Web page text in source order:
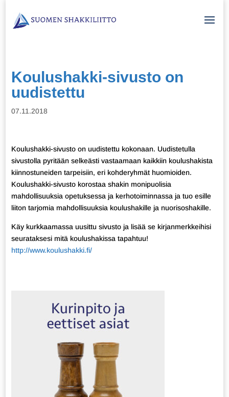
Koulushakki-sivusto on
uudistettu
07.11.2018
Koulushakki-sivusto on uudistettu kokonaan. Uudistetulla
sivustolla pyritään selkeästi vastaamaan kaikkiin koulushakista
kiinnostuneiden tarpeisiin, eri kohderyhmät huomioiden.
Koulushakki-sivusto korostaa shakin monipuolisia
mahdollisuuksia opetuksessa ja kerhotoiminnassa ja tuo esille
liiton tarjomia mahdollisuuksia koulushakille ja nuorisoshakille.
Käy kurkkaamassa uusittu sivusto ja lisää se kirjanmerkkeihisi
seurataksesi mitä koulushakissa tapahtuu!
http://www.koulushakki.fi/